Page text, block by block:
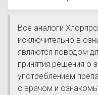
Все аналоги
исключительно в
являются поводом
принятия решения о
употреблением
с врачом и